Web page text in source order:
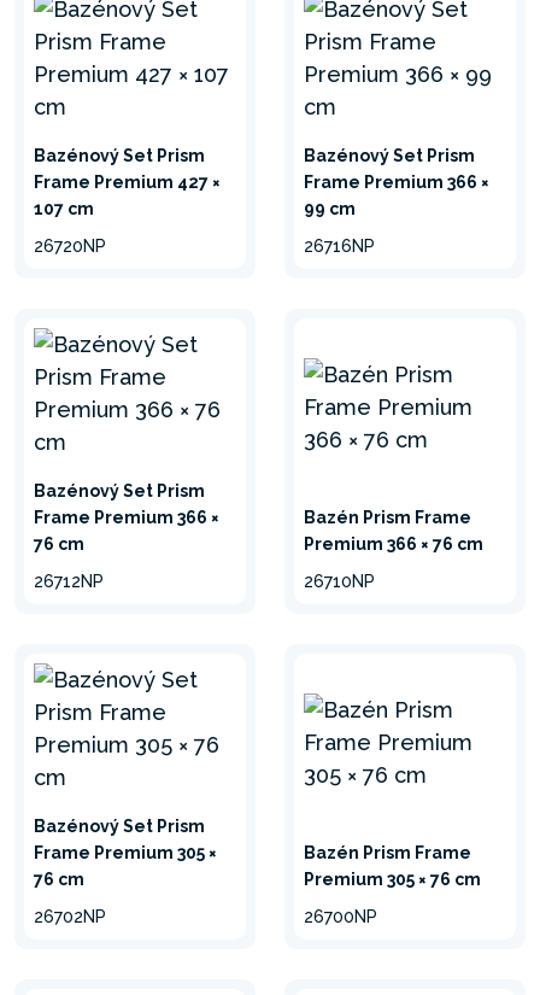
Bazénový Set Prism
Frame Premium 427 ×
107 cm
26720NP
Bazénový Set Prism
Frame Premium 366 ×
99 cm
26716NP
Bazénový Set Prism
Frame Premium 366 ×
76 cm
26712NP
Bazén Prism Frame
Premium 366 × 76 cm
26710NP
Bazénový Set Prism
Frame Premium 305 ×
76 cm
26702NP
Bazén Prism Frame
Premium 305 × 76 cm
26700NP